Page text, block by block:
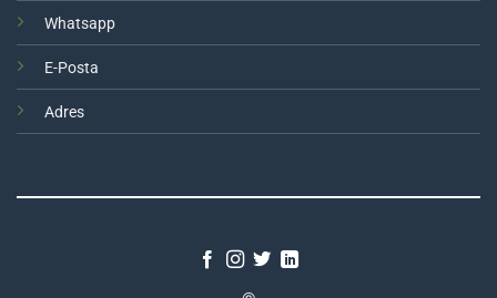
Whatsapp
E-Posta
Adres